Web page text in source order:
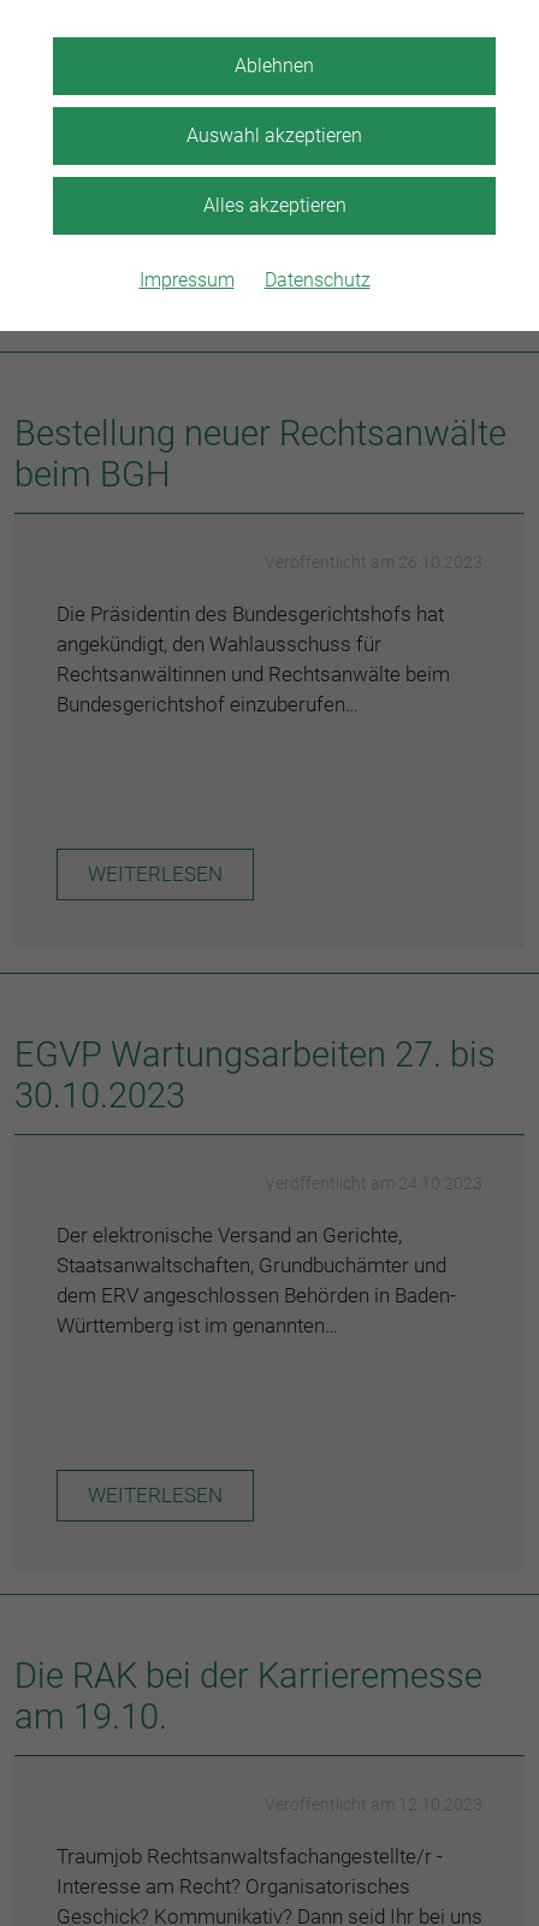
Ablehnen
Auswahl akzeptieren
Alles akzeptieren
Impressum Datenschutz
Bestellung neuer Rechtsanwälte
beim BGH
Veröffentlicht am 26.10.2023
Die Präsidentin des Bundesgerichtshofs hat
angekündigt, den Wahlausschuss für
Rechtsanwältinnen und Rechtsanwälte beim
Bundesgerichtshof einzuberufen…
WEITERLESEN
EGVP Wartungsarbeiten 27. bis
30.10.2023
Veröffentlicht am 24.10.2023
Der elektronische Versand an Gerichte,
Staatsanwaltschaften, Grundbuchämter und
dem ERV angeschlossen Behörden in Baden-
Württemberg ist im genannten…
WEITERLESEN
Die RAK bei der Karrieremesse
am 19.10.
Veröffentlicht am 12.10.2023
Traumjob Rechtsanwaltsfachangestellte/r -
Interesse am Recht? Organisatorisches
Geschick? Kommunikativ? Dann seid Ihr bei uns